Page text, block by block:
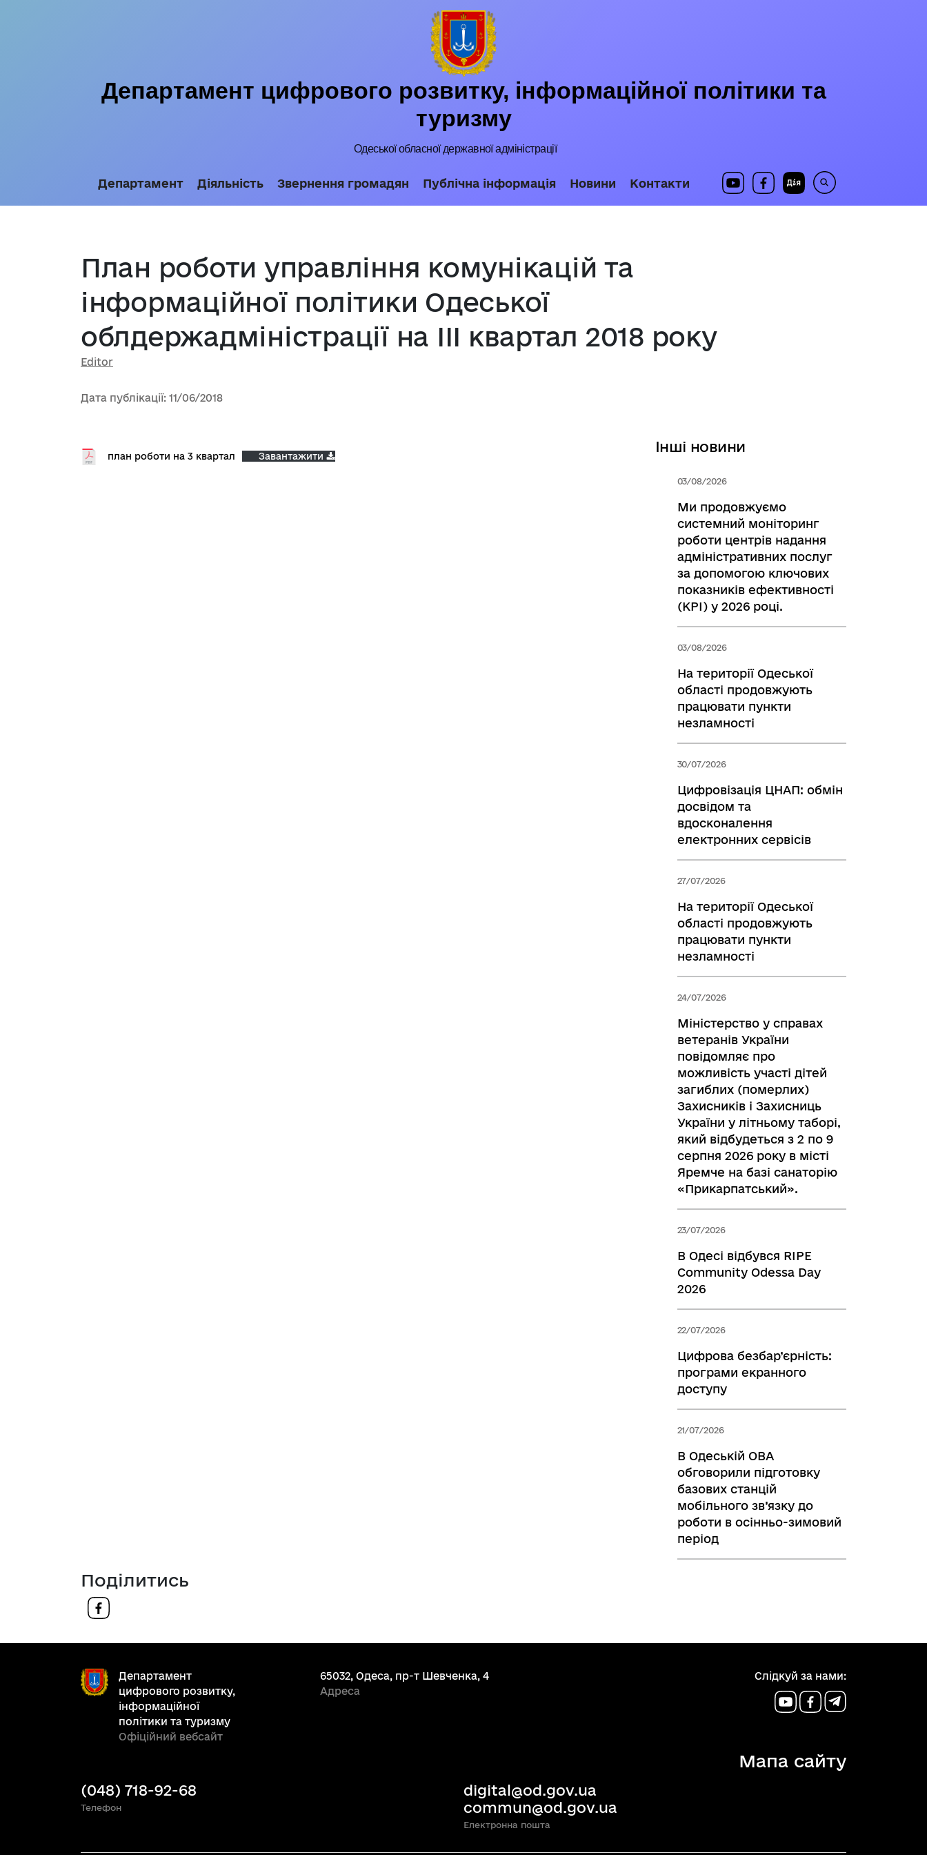
Департамент цифрового розвитку, інформаційної політики та
туризму
Одеської обласної державної адміністрації
Департамент Діяльність Звернення громадян Публічна інформація Новини Контакти
План роботи управління комунікацій та
інформаційної політики Одеської
облдержадміністрації на ІII квартал 2018 року
Editor
Дата публікації: 11/06/2018
план роботи на 3 квартал Завантажити
Інші новини
03/08/2026
Ми продовжуємо
системний моніторинг
роботи центрів надання
адміністративних послуг
за допомогою ключових
показників ефективності
(KPI) у 2026 році.
03/08/2026
На території Одеської
області продовжують
працювати пункти
незламності
30/07/2026
Цифровізація ЦНАП: обмін
досвідом та
вдосконалення
електронних сервісів
27/07/2026
На території Одеської
області продовжують
працювати пункти
незламності
24/07/2026
Міністерство у справах
ветеранів України
повідомляє про
можливість участі дітей
загиблих (померлих)
Захисників і Захисниць
України у літньому таборі,
який відбудеться з 2 по 9
серпня 2026 року в місті
Яремче на базі санаторію
«Прикарпатський».
23/07/2026
В Одесі відбувся RIPE
Community Odessa Day
2026
22/07/2026
Цифрова безбар’єрність:
програми екранного
доступу
21/07/2026
В Одеській ОВА
обговорили підготовку
базових станцій
мобільного зв’язку до
роботи в осінньо-зимовий
період
Поділитись
Департамент
цифрового розвитку,
інформаційної
політики та туризму
Офіційний вебсайт
65032, Одеса, пр-т Шевченка, 4
Адреса
(048) 718-92-68
Телефон
digital@od.gov.ua
commun@od.gov.ua
Електронна пошта
Слідкуй за нами:
Мапа сайту